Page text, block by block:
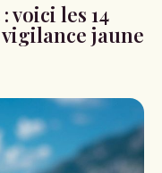
voici les 14
jaune